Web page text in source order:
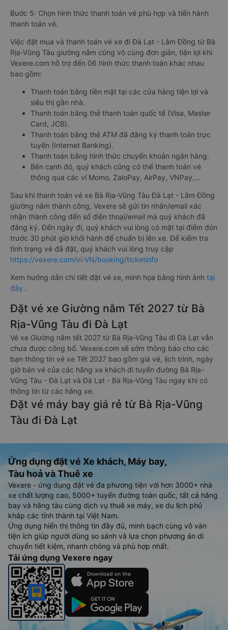
Bước 5: Chọn hình thức thanh toán vé phù hợp và tiến hành
thanh toán vé.
Việc đặt mua và thanh toán vé xe đi Đà Lạt - Lâm Đồng từ Bà
Rịa-Vũng Tàu giường nằm cũng vô cùng đơn giản, tiện lợi khi
Vexere.com hỗ trợ đến 06 hình thức thanh toán khác nhau
bao gồm:
Thanh toán bằng tiền mặt tại các cửa hàng tiện lợi và
siêu thị gần nhà.
Thanh toán bằng thẻ thanh toán quốc tế (Visa, Master
Card, JCB).
Thanh toán bằng thẻ ATM đã đăng ký thanh toán trực
tuyến (Internet Banking).
Thanh toán bằng hình thức chuyển khoản ngân hàng.
Bên cạnh đó, quý khách cũng có thể thanh toán vé
thông qua các ví Momo, ZaloPay, AirPay, VNPay,…
Sau khi thanh toán vé xe Bà Rịa-Vũng Tàu Đà Lạt - Lâm Đồng
giường nằm thành công, Vexere sẽ gửi tin nhắn/email xác
nhận thành công đến số điện thoại/email mà quý khách đã
đăng ký. Đến ngày đi, quý khách vui lòng có mặt tại điểm đón
trước 30 phút giờ khởi hành để chuẩn bị lên xe. Để kiểm tra
tình trạng vé đã đặt, quý khách vui lòng truy cập
https://vexere.com/vi-VN/booking/ticketinfo
Xem hướng dẫn chi tiết đặt vé xe, minh họa bằng hình ảnh tại
đây .
Đặt vé xe Giường nằm Tết 2027 từ Bà
Rịa-Vũng Tàu đi Đà Lạt
Vé xe Giường nằm tết 2027 từ Bà Rịa-Vũng Tàu đi Đà Lạt vẫn
chưa được công bố. Vexere.com sẽ sớm thông báo cho các
bạn thông tin vé xe Tết 2027 bao gồm giá vé, lịch trình, ngày
giờ bán vé của các hãng xe khách đi tuyến đường Bà Rịa-
Vũng Tàu - Đà Lạt và Đà Lạt - Bà Rịa-Vũng Tàu ngay khi có
thông tin từ các hãng xe.
Đặt vé máy bay giá rẻ từ Bà Rịa-Vũng
Tàu đi Đà Lạt
Ứng dụng đặt vé Xe khách, Máy bay,
Tàu hoả và Thuê xe
Vexere - ứng dụng đặt vé đa phương tiện với hơn 3000+ nhà
xe chất lượng cao, 5000+ tuyến đường toàn quốc, tất cả hãng
bay và hãng tàu cùng dịch vụ thuê xe máy, xe du lịch phủ
khắp các tỉnh thành tại Việt Nam.
Ứng dụng hiển thị thông tin đầy đủ, minh bạch cùng vô vàn
tiện ích giúp người dùng so sánh và lựa chọn phương án di
chuyển tiết kiệm, nhanh chóng và phù hợp nhất.
Tải ứng dụng Vexere ngay